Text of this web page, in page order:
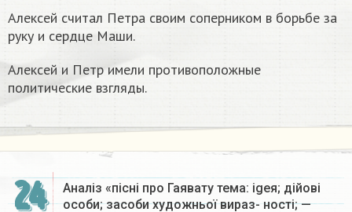
Алексей считал Петра своим соперником в борьбе за
руку и сердце Маши.
Алексей и Петр имели противоположные
политические взгляды.
24
Аналіз «пісні про Гаявату тема: igeя; дійові
особи; засоби художньої вираз- ності; —